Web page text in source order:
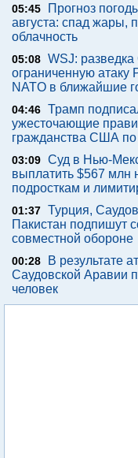
05:45
Прогноз
августа: спад жары,
облачность
05:08 WSJ:
ограниченную атаку
NATO в ближайшие
04:46 Трамп
ужесточающие
гражданства США
03:09 Суд в Нью-
выплатить $567 млн
подросткам и
01:37 Турция,
Пакистан подпишут
совместной обороне
00:28
В результате
Саудовской Аравии
человек